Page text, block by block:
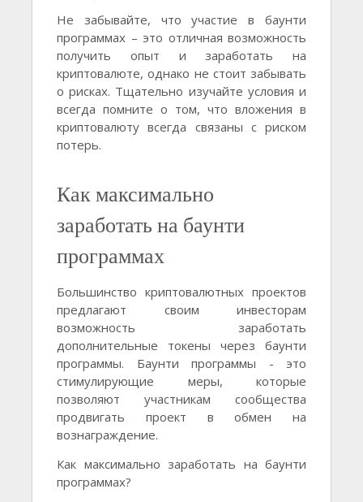
Не забывайте, что участие в баунти
программах – это отличная возможность
получить опыт и заработать на
криптовалюте, однако не стоит забывать
о рисках. Тщательно изучайте условия и
всегда помните о том, что вложения в
криптовалюту всегда связаны с риском
потерь.
Как максимально
заработать на баунти
программах
Большинство криптовалютных проектов
предлагают своим инвесторам
возможность заработать
дополнительные токены через баунти
программы. Баунти программы - это
стимулирующие меры, которые
позволяют участникам сообщества
продвигать проект в обмен на
вознаграждение.
Как максимально заработать на баунти
программах?